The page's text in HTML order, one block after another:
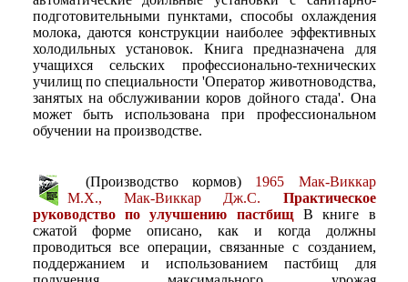
подготовительными пунктами, способы охлаждения
молока, даются конструкции наиболее эффективных
холодильных установок. Книга предназначена для
учащихся сельских профессионально-технических
училищ по специальности 'Оператор животноводства,
занятых на обслуживании коров дойного стада'. Она
может быть использована при профессиональном
обучении на производстве.
(Производство кормов) 1965 Мак-Виккар
М.Х., Мак-Виккар Дж.С. Практическое
руководство по улучшению пастбищ В книге в
сжатой форме описано, как и когда должны
проводиться все операции, связанные с созданием,
поддержанием и использованием пастбищ для